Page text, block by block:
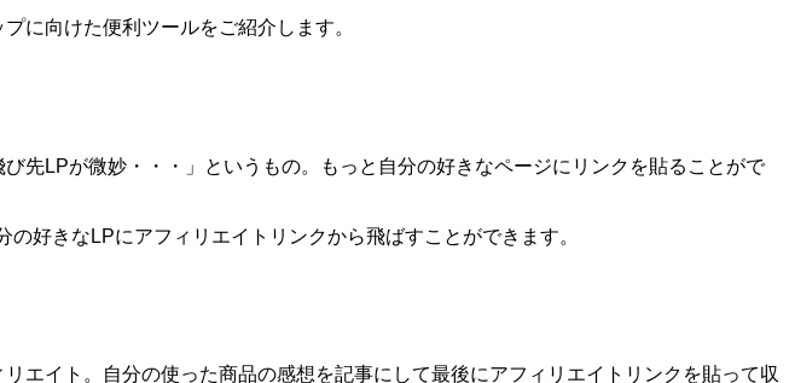
に向けた便利ツールをご紹介します。
先LPが微妙・・・」というもの。もっと自分の好きなページにリンクを貼ることがで
好きなLPにアフィリエイトリンクから飛ばすことができます。
エイト。自分の使った商品の感想を記事にして最後にアフィリエイトリンクを貼って収